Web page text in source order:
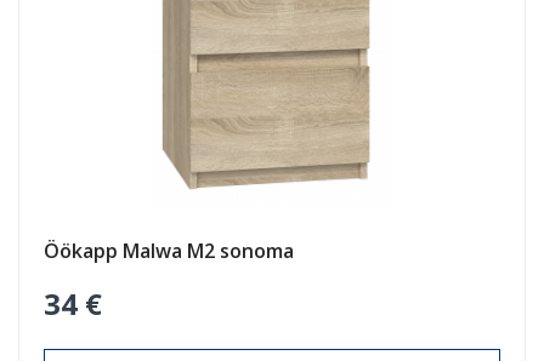
Öökapp Malwa M2 sonoma
34 €